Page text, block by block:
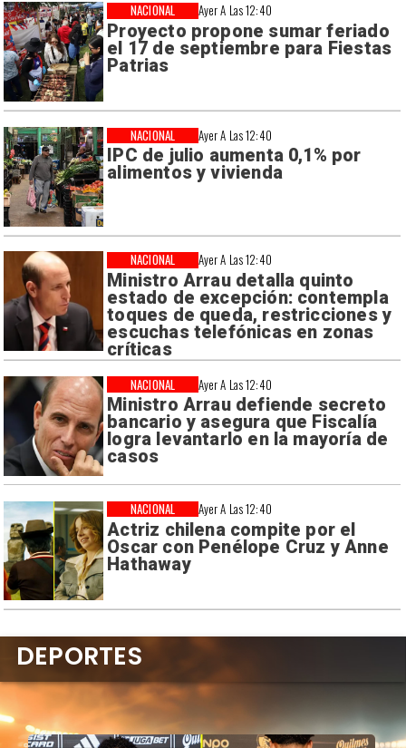
Ayer A Las 12:40
Proyecto propone sumar feriado
el 17 de septiembre para Fiestas
Patrias
NACIONAL
Ayer A Las 12:40
IPC de julio aumenta 0,1% por
alimentos y vivienda
NACIONAL
Ayer A Las 12:40
Ministro Arrau detalla quinto
estado de excepción: contempla
toques de queda, restricciones y
escuchas telefónicas en zonas
críticas
NACIONAL
Ayer A Las 12:40
Ministro Arrau defiende secreto
bancario y asegura que Fiscalía
logra levantarlo en la mayoría de
casos
NACIONAL
Ayer A Las 12:40
Actriz chilena compite por el
Oscar con Penélope Cruz y Anne
Hathaway
NACIONAL
DEPORTES